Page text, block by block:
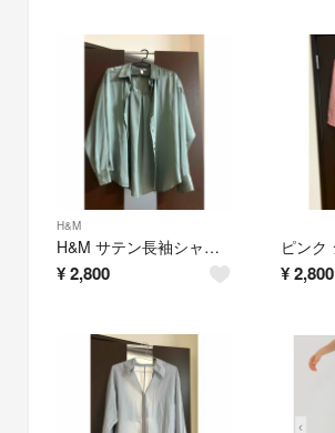
H&M
H&M サテン長袖シャツ サイズS
¥2,800 ¥2,800